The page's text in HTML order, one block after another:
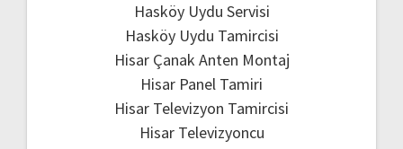
Hasköy Uydu Servisi
Hasköy Uydu Tamircisi
Hisar Çanak Anten Montaj
Hisar Panel Tamiri
Hisar Televizyon Tamircisi
Hisar Televizyoncu